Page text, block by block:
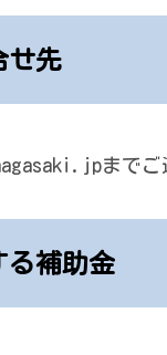
せ先
までご
る補助金